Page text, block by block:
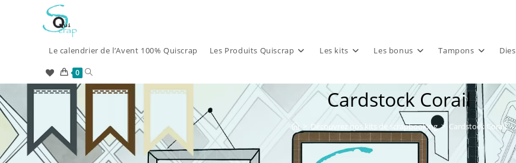
Le calendrier de l’Avent 100% Quiscrap Les Produits Quiscrap Les kits Les bonus Tampons Dies
0 Toggle
website
search
Cardstock Corail
Découvrez nos kits de scrapbooking > Cardstock Corail